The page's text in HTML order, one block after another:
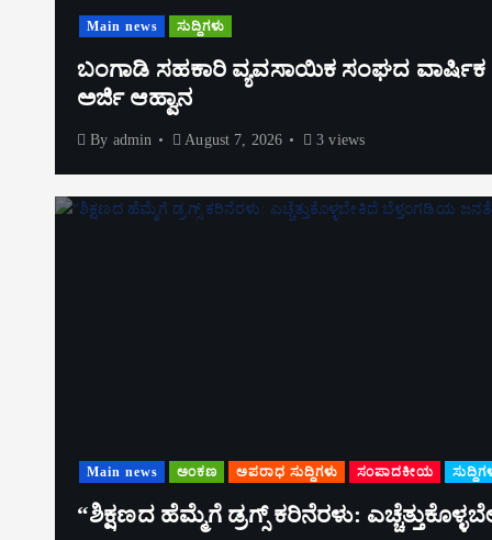
Main news ಸುದ್ದಿಗಳು
ಬಂಗಾಡಿ ಸಹಕಾರಿ ವ್ಯವಸಾಯಿಕ ಸಂಘದ ವಾರ್ಷಿಕ
ಅರ್ಜಿ ಆಹ್ವಾನ
By admin August 7, 2026 3 views
Main news ಅಂಕಣ ಅಪರಾಧ ಸುದ್ದಿಗಳು ಸಂಪಾದಕೀಯ
“ಶಿಕ್ಷಣದ ಹೆಮ್ಮೆಗೆ ಡ್ರಗ್ಸ್ ಕರಿನೆರಳು: